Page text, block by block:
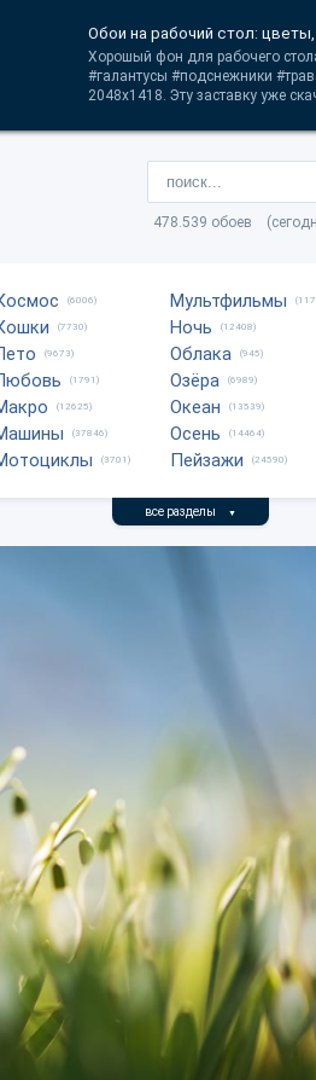
Обои на рабочий стол:
Хорошый фон для рабочего
#галантусы #подснежники
2048x1418. Эту заставку уже
478.539 обоев
(6006)
(7730)
(9673)
(1791)
(12625)
(37846)
(3701)
Мультфильмы
Ночь (12408)
Облака (945)
Озёра (6989)
Океан (13539)
Осень (14464)
Пейзажи (24590)
все разделы ▼